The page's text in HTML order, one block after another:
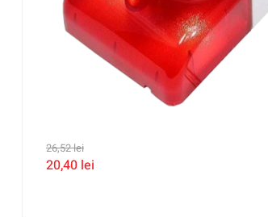
26,52lei
20,40 lei